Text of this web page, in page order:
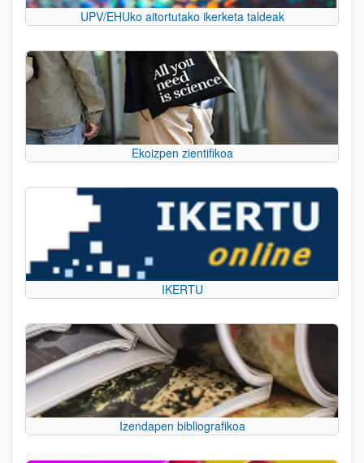
UPV/EHUko aitortutako ikerketa taldeak
Ekoizpen zientifikoa
IKERTU
Izendapen bibliografikoa